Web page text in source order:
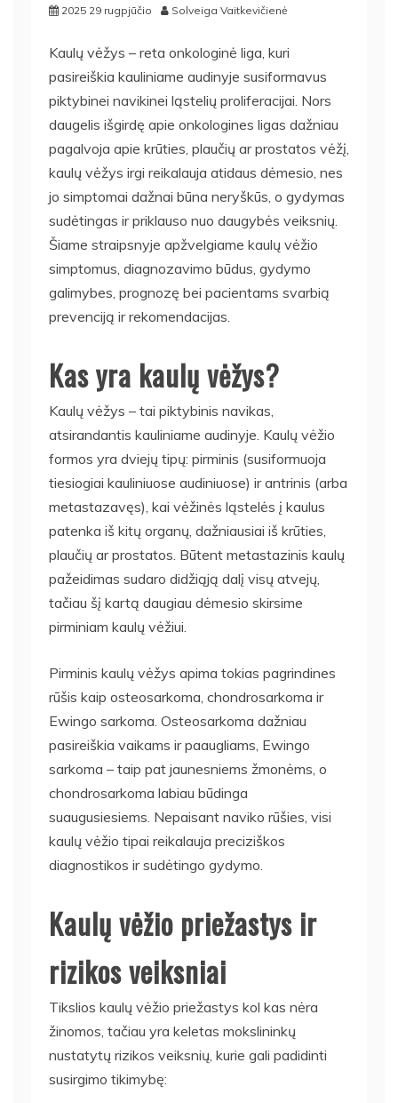
2025 29 rugpjūčio Solveiga Vaitkevičienė
Kaulų vėžys – reta onkologinė liga, kuri
pasireiškia kauliniame audinyje susiformavus
piktybinei navikinei ląstelių proliferacijai. Nors
daugelis išgirdę apie onkologines ligas dažniau
pagalvoja apie krūties, plaučių ar prostatos vėžį,
kaulų vėžys irgi reikalauja atidaus dėmesio, nes
jo simptomai dažnai būna neryškūs, o gydymas
sudėtingas ir priklauso nuo daugybės veiksnių.
Šiame straipsnyje apžvelgiame kaulų vėžio
simptomus, diagnozavimo būdus, gydymo
galimybes, prognozę bei pacientams svarbią
prevenciją ir rekomendacijas.
Kas yra kaulų vėžys?
Kaulų vėžys – tai piktybinis navikas,
atsirandantis kauliniame audinyje. Kaulų vėžio
formos yra dviejų tipų: pirminis (susiformuoja
tiesiogiai kauliniuose audiniuose) ir antrinis (arba
metastazavęs), kai vėžinės ląstelės į kaulus
patenka iš kitų organų, dažniausiai iš krūties,
plaučių ar prostatos. Būtent metastazinis kaulų
pažeidimas sudaro didžiąją dalį visų atvejų,
tačiau šį kartą daugiau dėmesio skirsime
pirminiam kaulų vėžiui.
Pirminis kaulų vėžys apima tokias pagrindines
rūšis kaip osteosarkoma, chondrosarkoma ir
Ewingo sarkoma. Osteosarkoma dažniau
pasireiškia vaikams ir paaugliams, Ewingo
sarkoma – taip pat jaunesniems žmonėms, o
chondrosarkoma labiau būdinga
suaugusiesiems. Nepaisant naviko rūšies, visi
kaulų vėžio tipai reikalauja preciziškos
diagnostikos ir sudėtingo gydymo.
Kaulų vėžio priežastys ir
rizikos veiksniai
Tikslios kaulų vėžio priežastys kol kas nėra
žinomos, tačiau yra keletas mokslininkų
nustatytų rizikos veiksnių, kurie gali padidinti
susirgimo tikimybę: